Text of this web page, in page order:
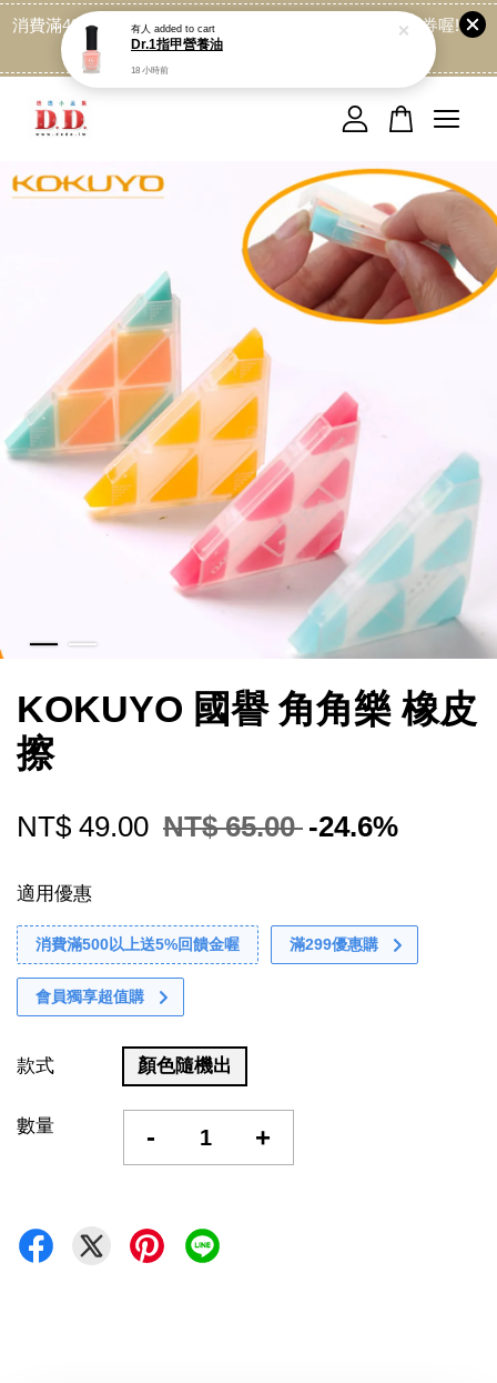
消費滿499免運喔, 記得加LINE:@dede168 領取專屬折扣券喔!
KOKUYO 國譽 角角樂 橡皮
擦
NT$ 49.00 NT$ 65.00 -24.6%
適用優惠
消費滿500以上送5%回饋金喔 滿299優惠購
會員獨享超值購
款式 顏色隨機出
數量 - +
您的購物車目前還是空的。